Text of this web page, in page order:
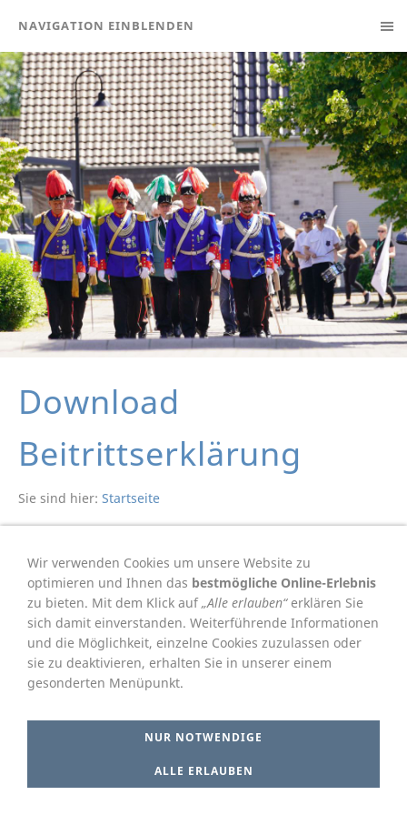
NAVIGATION EINBLENDEN
Download
Beitrittserklärung
Sie sind hier: Startseite
Der Download wird in wenigen Augenblicken automatisch
gestartet. Sie können ihn auch automatisch starten, indem
Siehierklicken.
Wir verwenden Cookies um unsere Website zu
optimieren und Ihnen das bestmögliche Online-Erlebnis
zu bieten. Mit dem Klick auf„Alle erlauben“erklären Sie
sich damit einverstanden. Weiterführende Informationen
und die Möglichkeit, einzelne Cookies zuzulassen oder
sie zu deaktivieren, erhalten Sie in unserer einem
gesonderten Menüpunkt.
NUR NOTWENDIGE
ALLE ERLAUBEN